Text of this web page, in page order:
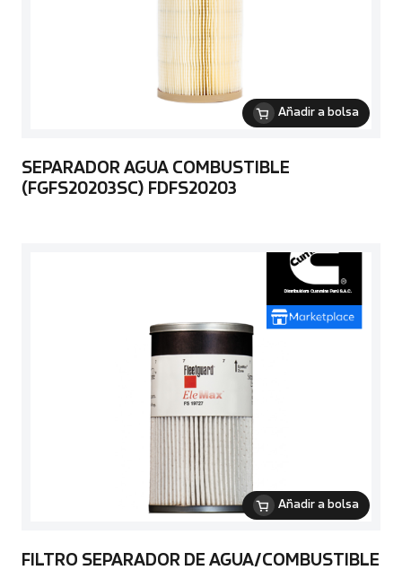
Añadir a bolsa
SEPARADOR AGUA COMBUSTIBLE
(FGFS20203SC) FDFS20203
Añadir a bolsa
FILTRO SEPARADOR DE AGUA/COMBUSTIBLE